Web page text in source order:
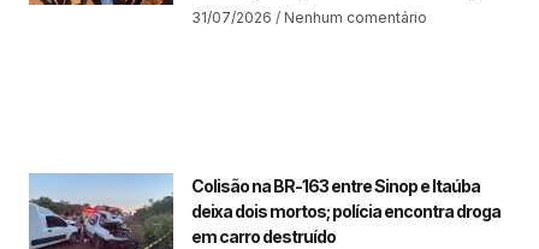
31/07/2026 Nenhum comentário
Colisão na BR-163 entre Sinop e Itaúba
deixa dois mortos; polícia encontra droga
em carro destruído